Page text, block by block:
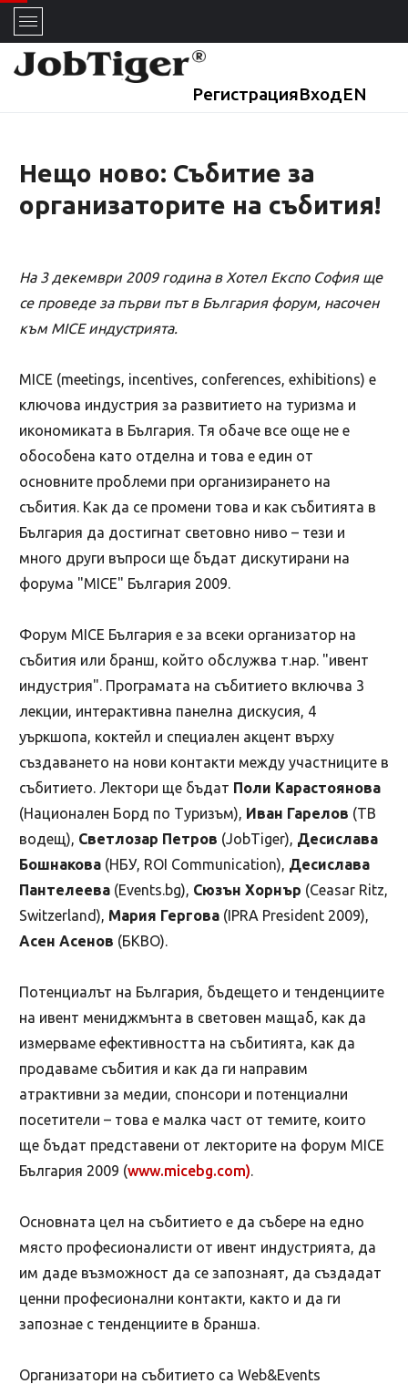
РегистрацияВходEN
Нeщо ново: Събитие за
организаторите на събития!
На 3 декември 2009 година в Хотел Експо София ще
се проведе за първи път в България форум, насочен
към MICE индустрията.
MICE (meetings, incentives, conferences, exhibitions) е
ключова индустрия за развитието на туризма и
икономиката в България. Тя обаче все още не е
обособена като отделна и това е един от
основните проблеми при организирането на
събития. Как да се промени това и как събитията в
България да достигнат световно ниво – тези и
много други въпроси ще бъдат дискутирани на
форума "MICE" България 2009.
Форум MICE България е за всеки организатор на
събития или бранш, който обслужва т.нар. "ивент
индустрия". Програмата на събитието включва 3
лекции, интерактивна панелна дискусия, 4
уъркшопа, коктейл и специален акцент върху
създаването на нови контакти между участниците в
събитието. Лектори ще бъдат Поли Карастоянова
(Национален Борд по Туризъм), Иван Гарелов (ТВ
водещ), Светлозар Петров (JobTiger), Десислава
Бошнакова (НБУ, ROI Communication), Десислава
Пантелеева (Events.bg), Сюзън Хорнър (Ceasar Ritz,
Switzerland), Мария Гергова (IPRA President 2009),
Асен Асенов (БКВО).
Потенциалът на България, бъдещето и тенденциите
на ивент мениджмънта в световен мащаб, как да
измерваме ефективността на събитията, как да
продаваме събития и как да ги направим
атрактивни за медии, спонсори и потенциални
посетители – това е малка част от темите, които
ще бъдат представени от лекторите на форум MICE
България 2009 (www.micebg.com).
Основната цел на събитието е да събере на едно
място професионалисти от ивент индустрията, да
им даде възможност да се запознаят, да създадат
ценни професионални контакти, както и да ги
запознае с тенденциите в бранша.
Организатори на събитието са Web&Events